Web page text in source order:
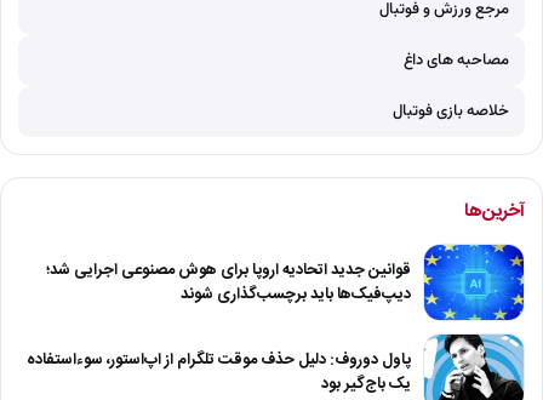
مرجع ورزش و فوتبال
مصاحبه های داغ
خلاصه بازی فوتبال
آخرین‌ها
قوانین جدید اتحادیه اروپا برای هوش مصنوعی اجرایی شد؛
دیپ‌فیک‌ها باید برچسب‌گذاری شوند
پاول دوروف: دلیل حذف موقت تلگرام از اپ‌استور، سوءاستفاده
یک باج‌گیر بود